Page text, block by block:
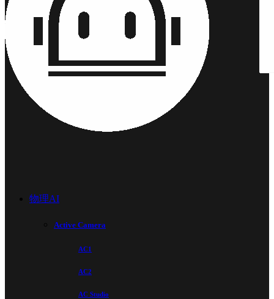
物理AI
Active Camera
AC1
AC2
AC Studio